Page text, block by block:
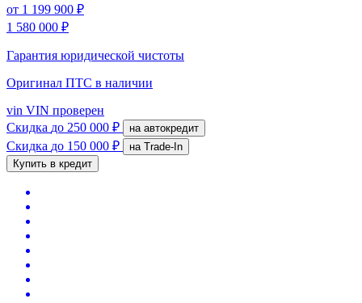
от 1 199 900 ₽
1 580 000 ₽
Гарантия юридической чистоты
Оригинал ПТС в наличии
vin VIN проверен
Скидка до 250 000 ₽ на автокредит
Скидка до 150 000 ₽
на Trade-In
Купить в кредит